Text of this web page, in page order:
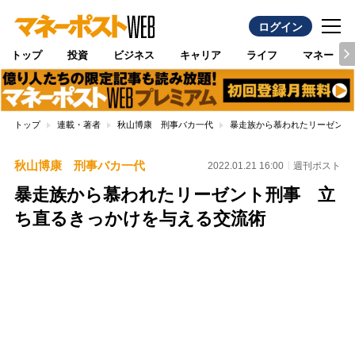
ログイン
トップ 投資 ビジネス キャリア ライフ マネー
トップ 連載・著者 秋山博康 刑事バカ一代 暴走族から慕われたリーゼン
秋山博康 刑事バカ一代 2022.01.21 16:00 週刊ポスト
暴走族から慕われたリーゼント刑事 立
ち直るきっかけを与える交流術